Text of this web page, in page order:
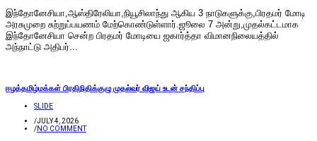
இந்​தோனேசி​யா,ஆஸ்​திரேலி​யா,நியூசிலாந்து ஆகிய 3 நாடுகளுக்​கு,பிரதமர் மோடி
அரசுமுறை சுற்​றுப்​பயணம் மேற்​கொண்​டுள்​ளார்.ஜூலை 7 அன்று,முதல்கட்​ட​மாக
இந்​தோனேசியா சென்ற பிரதமர் மோடியை ஜகார்த்தா விமானநிலையத்தில்
அந்நாட்டு அதிபர்...
ஈழத்தமிழ்மக்கள் பிரதிநிதிக்குழு முதல்வர் விஜய் உடன் சந்திப்பு
SLIDE
/JULY 4, 2026
/NO COMMENT